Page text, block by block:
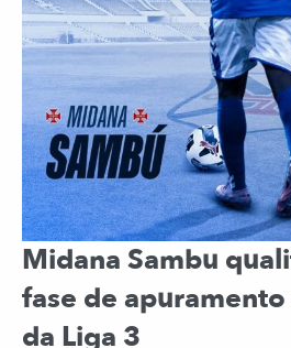
Midana Sambu
fase de
da Liga 3